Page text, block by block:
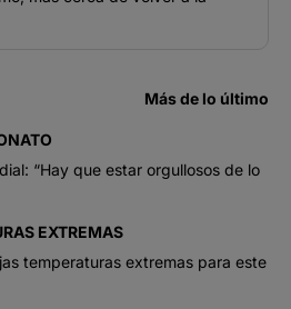
Más de lo último
“Hay que estar orgullosos de lo
EXTREMAS
temperaturas extremas para este